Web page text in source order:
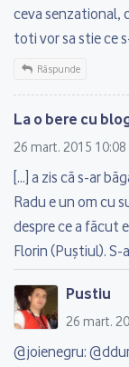
ceva senzational,
toti vor sa stie ce
Răspunde
La o bere cu
26 mart. 2015 10:08
[…] a zis că s-ar
Radu e un om cu
despre ce a făcut
Florin (Puștiul). S-
Pustiu
26 mart.
@joienegru: